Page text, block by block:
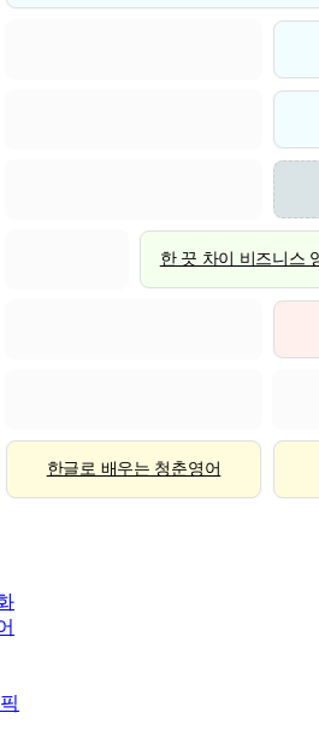
한 끗 차이 비즈니스
한글로 배우는 청춘영어